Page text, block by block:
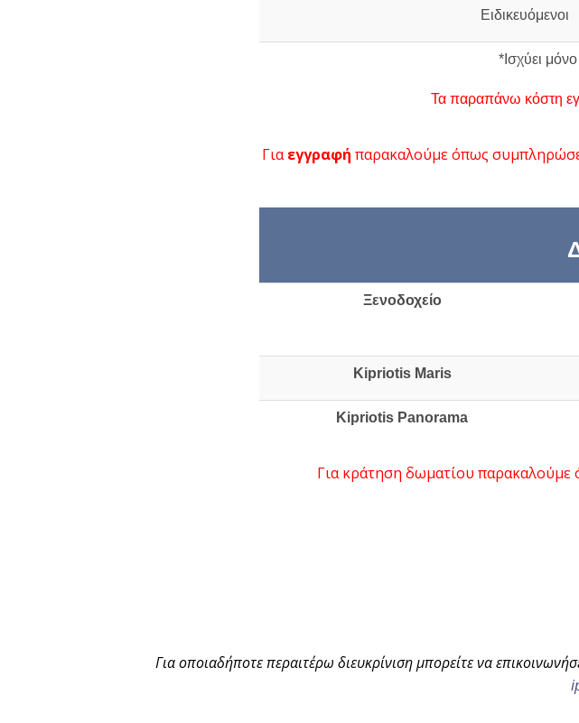
Ειδικευόμενοι
*Ισχύει
Τα παραπάνω κόστη
Γιαεγγραφή παρακαλούμε όπως
Ξενοδοχείο
Kipriotis Maris
Kipriotis Panorama
Για κράτηση δωματίου παρακαλούμε
Για οποιαδήποτε περαιτέρω διευκρίνιση μπορείτε να